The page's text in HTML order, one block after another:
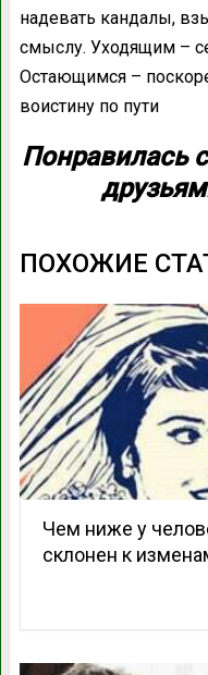
надевать кандалы,
смыслу. Уходящим –
Остающимся –
воистину по пути
Понравилась
ПОХОЖИЕ
Чем ниже у
склонен к